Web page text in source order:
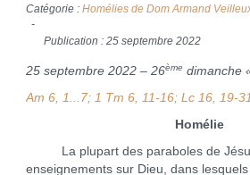
Catégorie : Homélies de Dom Armand
Publication : 25 septembre 2022
25 septembre 2022 – 26ème dimanche
Am 6, 1...7; 1 Tm 6, 11-16; Lc 16, 19-
Homélie
La plupart des paraboles de
enseignements sur Dieu, dans